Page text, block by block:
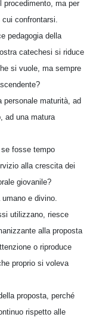
procedimento, ma per
confrontarsi.
pedagogia della
catechesi si riduce
si vuole, ma sempre
personale maturità, ad
ad una matura
fosse tempo
alla crescita dei
giovanile?
e divino.
utilizzano, riesce
alla proposta
o riproduce
proprio si voleva
proposta, perché
rispetto alle